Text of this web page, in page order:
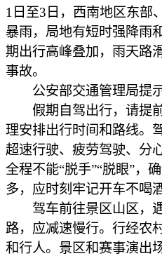
1日至3日，西南地区东部
暴雨，局地有短时强降雨
期出行高峰叠加，雨天路
事故。
公安部交通管理局提
假期自驾出行，请提前
理安排出行时间和路线。
超速行驶、疲劳驾驶、分
全程不能“脱手”“脱眼”，
多，应时刻牢记开车不喝
驾车前往景区山区，遇
路，应减速慢行。行经农
和行人。景区和赛事演出